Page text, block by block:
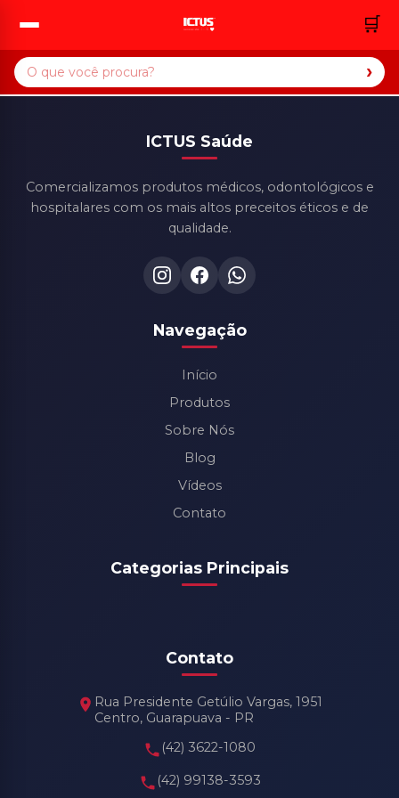
ICTUS Saúde
Comercializamos produtos médicos, odontológicos e
hospitalares com os mais altos preceitos éticos e de
qualidade.
Navegação
Início
Produtos
Sobre Nós
Blog
Vídeos
Contato
Categorias Principais
Contato
Rua Presidente Getúlio Vargas, 1951
Centro, Guarapuava - PR
(42) 3622-1080
(42) 99138-3593
🛒
›